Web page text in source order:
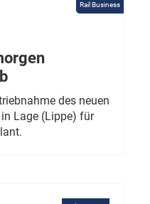
Rail Business
des neuen
Lage (Lippe) für